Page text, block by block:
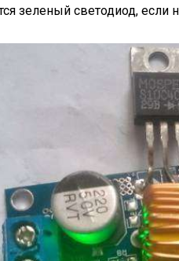
зеленый светодиод,